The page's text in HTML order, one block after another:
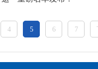
4 5 6 7